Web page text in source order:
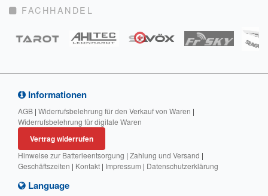
FACHHANDEL
Informationen
AGB | Widerrufsbelehrung für den Verkauf von Waren |
Widerrufsbelehrung für digitale Waren
Vertrag widerrufen
Hinweise zur Batterieentsorgung | Zahlung und Versand |
Geschäftszeiten | Kontakt | Impressum | Datenschutzerklärung
Language